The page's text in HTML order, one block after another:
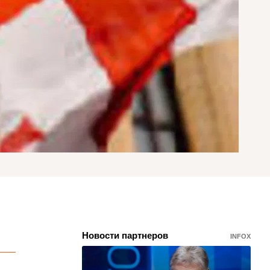
Новости партнеров INFOX